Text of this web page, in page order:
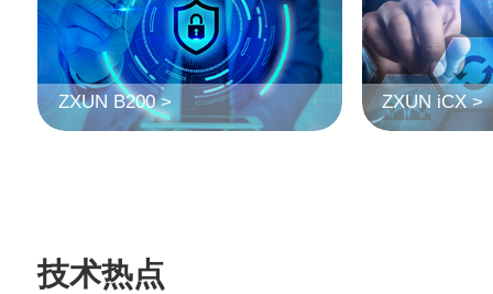
ZXUN B200 > ZXUN iCX >
技术热点